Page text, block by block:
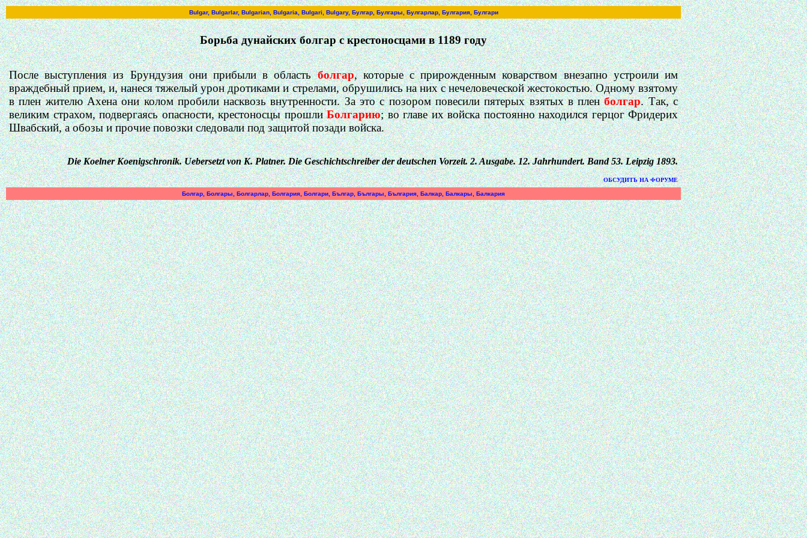
Bulgar, Bulgarlar, Bulgarian, Bulgaria, Bulgari, Bulgary, Булгар, Булгары, Булгарлар, Булгария, Булгари
Борьба дунайских болгар с крестоносцами в 1189 году
После выступления изБрундузияони прибыли в областьболгар, которые с прирожденным коварством внезапно устроили им
враждебный прием, и, нанеся тяжелый урон дротиками и стрелами, обрушились на них с нечеловеческой жестокостью. Одному взятому
в плен жителюАхенаони колом пробили насквозь внутренности. За это с позором повесили пятерых взятых в пленболгар. Так, с
великим страхом, подвергаясь опасности, крестоносцы прошлиБолгарию; во главе их войска постоянно находился герцогФридерих
Швабский, а обозы и прочие повозки следовали под защитой позади войска.
Die Koelner Koenigschronik.Uebersetzt vonK.Platner.Die Geschichtschreiber der deutschen Vorzeit. 2.Ausgabe. 12.Jahrhundert.Band53.Leipzig1893.
ОБСУДИТЬ НА ФОРУМЕ
Болгар, Болгары, Болгарлар, Болгария, Болгари, Българ, Българы, България, Балкар, Балкары, Балкария